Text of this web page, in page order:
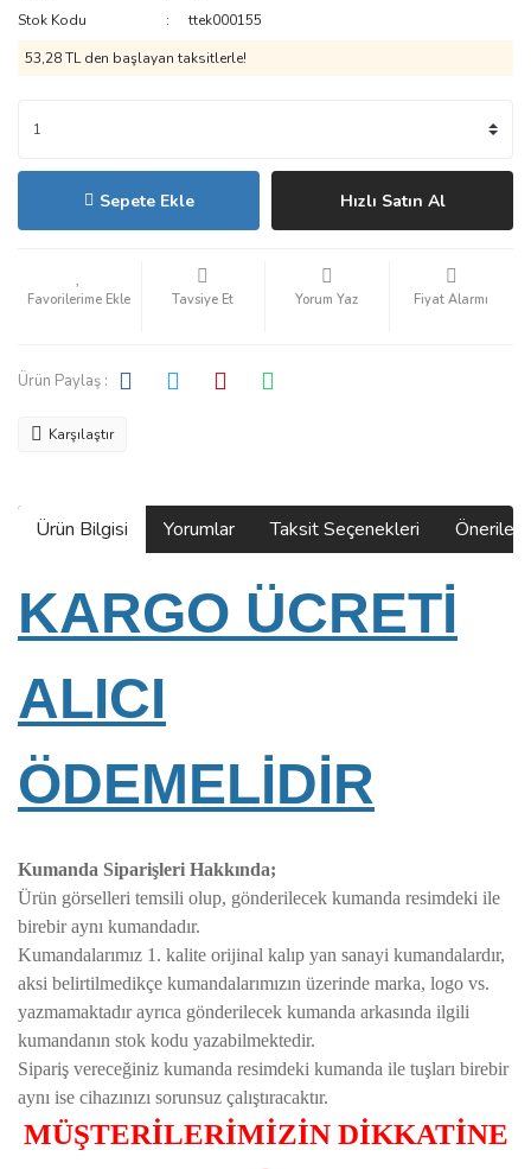
Stok Kodu
ttek000155
53,28 TL den başlayan taksitlerle!
Sepete Ekle Hızlı Satın Al
Tavsiye Et Yorum Yaz Fiyat Alarmı
Ürün Paylaş :
Karşılaştır
Ürün Bilgisi Yorumlar Taksit Seçenekleri
KARGO ÜCRETİ
ALICI
ÖDEMELİDİR
Kumanda Siparişleri Hakkında;
Ürün görselleri temsili olup, gönderilecek kumanda resimdeki ile
birebir aynı kumandadır.
Kumandalarımız 1. kalite orijinal kalıp yan sanayi kumandalardır,
aksi belirtilmedikçe kumandalarımızın üzerinde marka, logo vs.
yazmamaktadır ayrıca gönderilecek kumanda arkasında ilgili
kumandanın stok kodu yazabilmektedir.
Sipariş vereceğiniz kumanda resimdeki kumanda ile tuşları birebir
aynı ise cihazınızı sorunsuz çalıştıracaktır.
MÜŞTERİLERİMİZİN DİKKATİNE